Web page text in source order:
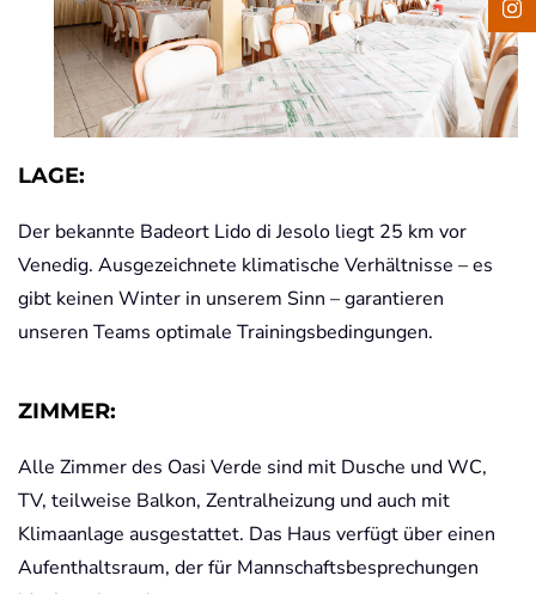
LAGE:
Der bekannte Badeort Lido di Jesolo liegt 25 km vor
Venedig. Ausgezeichnete klimatische Verhältnisse – es
gibt keinen Winter in unserem Sinn – garantieren
unseren Teams optimale Trainingsbedingungen.
ZIMMER:
Alle Zimmer des Oasi Verde sind mit Dusche und WC,
TV, teilweise Balkon, Zentralheizung und auch mit
Klimaanlage ausgestattet. Das Haus verfügt über einen
Aufenthaltsraum, der für Mannschaftsbesprechungen